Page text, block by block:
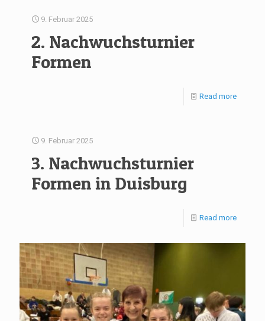
9. Februar 2025
2. Nachwuchsturnier
Formen
Read more
9. Februar 2025
3. Nachwuchsturnier
Formen in Duisburg
Read more